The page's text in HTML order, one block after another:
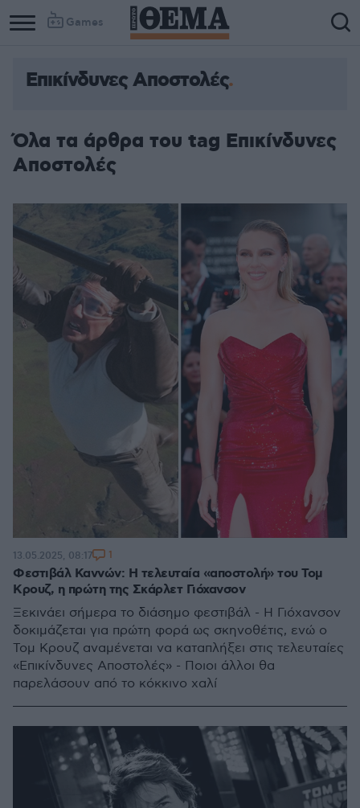
Games
Επικίνδυνες Αποστολές
Όλα τα άρθρα του tag Επικίνδυνες
Αποστολές
Φεστιβάλ Καννών: Η τελευταία «αποστολή» του Τομ
Κρουζ, η πρώτη της Σκάρλετ Γιόχανσον
Ξεκινάει σήμερα το διάσημο φεστιβάλ - Η Γιόχανσον
δοκιμάζεται για πρώτη φορά ως σκηνοθέτις, ενώ ο
Τομ Κρουζ αναμένεται να καταπλήξει στις τελευταίες
«Επικίνδυνες Αποστολές» - Ποιοι άλλοι θα
παρελάσουν από το κόκκινο χαλί
13.05.2025, 08:17 1